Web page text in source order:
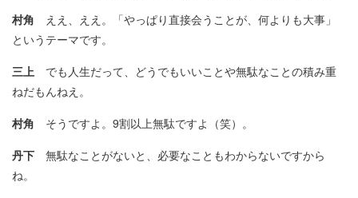
村角 ええ、ええ。「やっぱり直接会うことが、何よりも大事」
というテーマです。
三上 でも人生だって、どうでもいいことや無駄なことの積み重
ねだもんねえ。
村角 そうですよ。9割以上無駄ですよ（笑）。
丹下 無駄なことがないと、必要なこともわからないですから
ね。